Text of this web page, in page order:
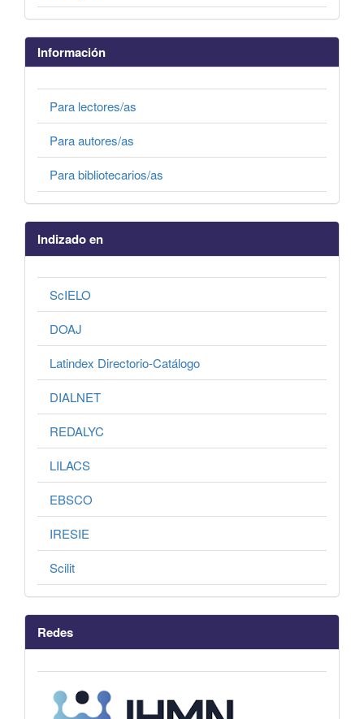
Información
Para lectores/as
Para autores/as
Para bibliotecarios/as
Indizado en
ScIELO
DOAJ
Latindex Directorio-Catálogo
DIALNET
REDALYC
LILACS
EBSCO
IRESIE
Scilit
Redes